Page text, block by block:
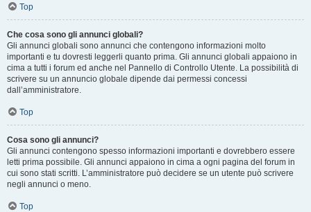
Top
Che cosa sono gli annunci globali?
Gli annunci globali sono annunci che contengono informazioni molto
importanti e tu dovresti leggerli quanto prima. Gli annunci globali appaiono in
cima a tutti i forum ed anche nel Pannello di Controllo Utente. La possibilità di
scrivere su un annuncio globale dipende dai permessi concessi
dall’amministratore.
Top
Cosa sono gli annunci?
Gli annunci contengono spesso informazioni importanti e dovrebbero essere
letti prima possibile. Gli annunci appaiono in cima a ogni pagina del forum in
cui sono stati scritti. L’amministratore può decidere se un utente può scrivere
negli annunci o meno.
Top